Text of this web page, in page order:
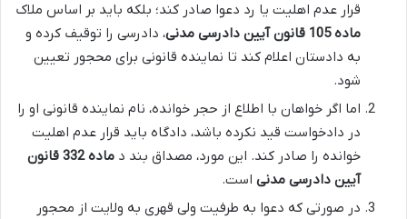
قرار عدم اهلیت یا رد دعوا صادر کند؛ بلکه باید بر اساس ملاک
ماده 105 قانون آیین دادرسی مدنی
، دادرسی را توقیف کرده و
به دادستان اعلام کند تا نماینده قانونی برای محجور تعیین
شود.
اما اگر خواهان با اطلاع از حجر خوانده، نام نماینده قانونی او را
در دادخواست قید نکرده باشد، دادگاه باید قرار عدم اهلیت
خوانده را صادر کند. این مورد، مصداق بند د
ماده 332 قانون
آیین دادرسی مدنی است.
در صورتی که دعوا به طرفیت ولی قهری به ولایت از محجور